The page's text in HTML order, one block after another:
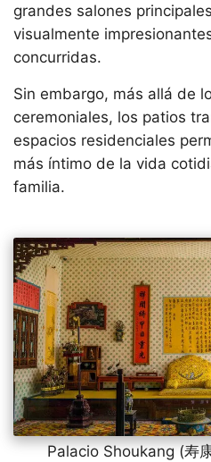
grandes salones
visualmente
concurridas.
Sin embargo, más allá de
ceremoniales, los patios
espacios residenciales
más íntimo de la vida
familia.
Palacio Shoukang (寿